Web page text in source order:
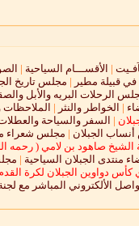
| الأقســـام السياحية |
في قبيلة مطير | مجلس تاريخ
الرحلات البريه والأبل
| الخواطر والنثر | الملاحظات
| السفر والسياحة
الجبلان | مجلس شعراء
الشيخ صاهود بن لامي ( رحمه
منتدى الجبلان السياحية |
كأس دواوين الجبلان لكرة
الألكتروني المباشر مع